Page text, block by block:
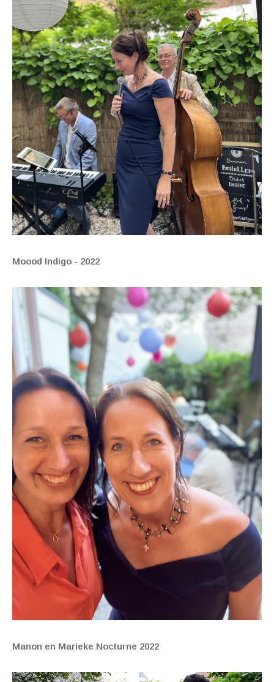
Moood Indigo - 2022
Manon en Marieke Nocturne 2022